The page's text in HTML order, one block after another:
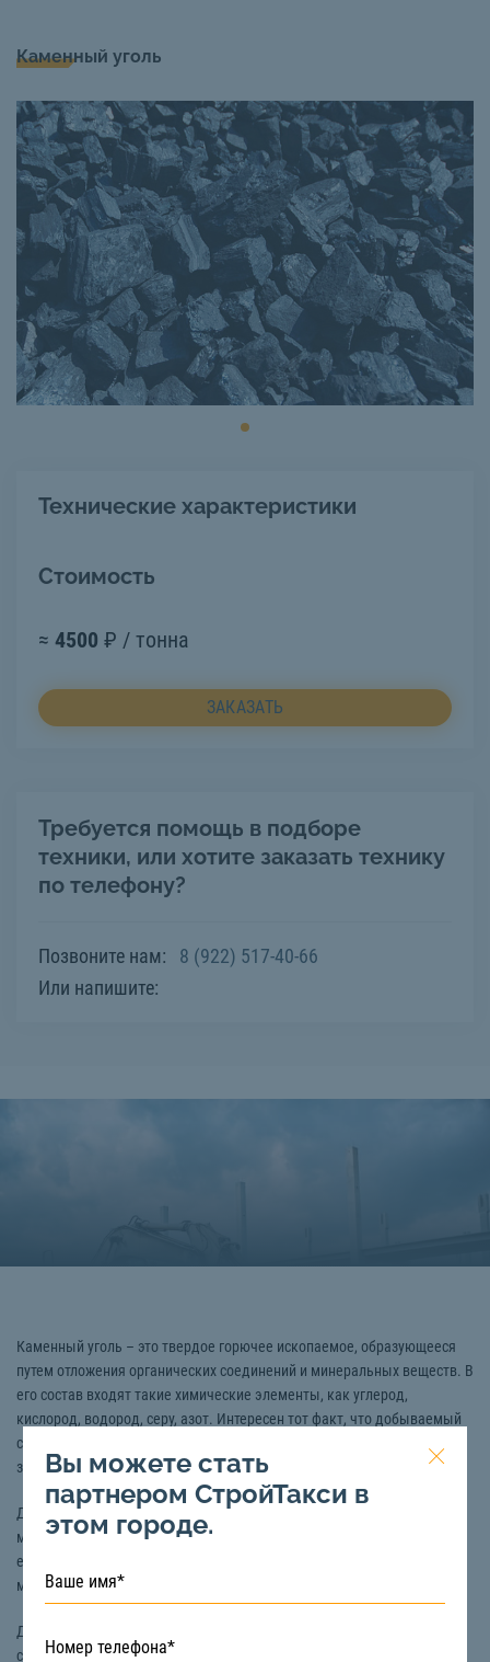
Каменный уголь
Технические характеристики
Стоимость
≈ 4500 ₽ / тонна
ЗАКАЗАТЬ
Требуется помощь в подборе
техники, или хотите заказать технику
по телефону?
Позвоните нам:
8 (922) 517-40-66
Или напишите:
Каменный уголь – это твердое горючее ископаемое, образующееся
путем отложения органических соединений и минеральных веществ. В
его состав входят такие химические элементы, как углерод,
кислород, водород, серу, азот. Интересен тот факт, что добываемый
сегодня уголь, образовался еще 280 тысяч лет назад! Кстати, Россия
занимает 2-е место в мире по объему залежей этой породы.
Добыча угля осуществляется открытым (карьерным) и закрытым
методом (через штольни и шахты). Его уникальные свойства делают
его популярным материалом в энергетике, промышленности,
металлургии, коммунальном хозяйстве.
Доставка каменного угля пользуется популярностью в следующих
случаях:
Вы можете стать
партнером СтройТакси в
этом городе.